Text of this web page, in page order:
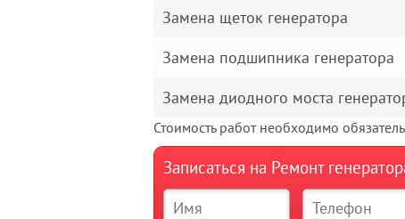
Замена щеток генератора
Замена подшипника генератора
Замена диодного моста
Стоимость работ необходимо
Записаться на Ремонт